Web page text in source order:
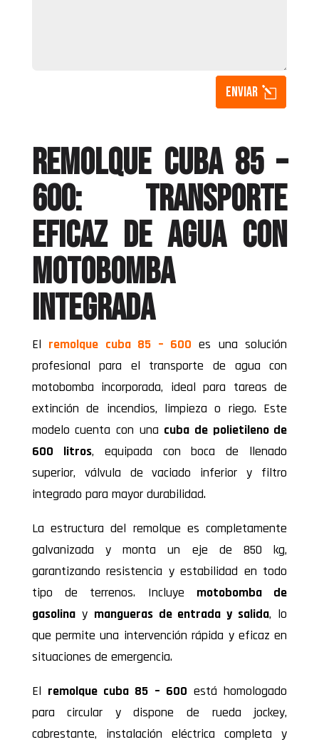
Enviar
Remolque cuba 85 –
600: transporte
eficaz de agua con
motobomba
integrada
El remolque cuba 85 – 600 es una solución
profesional para el transporte de agua con
motobomba incorporada, ideal para tareas de
extinción de incendios, limpieza o riego. Este
modelo cuenta con una cuba de polietileno de
600 litros, equipada con boca de llenado
superior, válvula de vaciado inferior y filtro
integrado para mayor durabilidad.
La estructura del remolque es completamente
galvanizada y monta un eje de 850 kg,
garantizando resistencia y estabilidad en todo
tipo de terrenos. Incluye motobomba de
gasolinay mangueras de entrada y salida, lo
que permite una intervención rápida y eficaz en
situaciones de emergencia.
El remolque cuba 85 – 600 está homologado
para circular y dispone de rueda jockey,
cabrestante, instalación eléctrica completa y